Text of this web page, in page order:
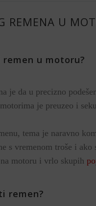
REMENA U
u motoru?
je da u precizno
je preuzeo i
tema je naravno
s vremenom troše i
motoru i vrlo skupih
remen?